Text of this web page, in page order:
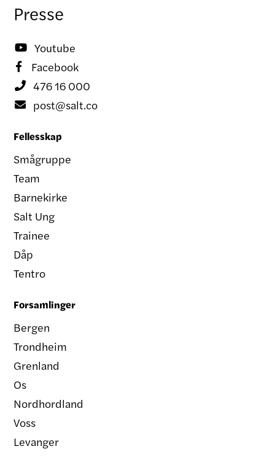
Presse
 Youtube
 Facebook
 476 16 000
 post@salt.co
Fellesskap
Smågruppe
Team
Barnekirke
Salt Ung
Trainee
Dåp
Tentro
Forsamlinger
Bergen
Trondheim
Grenland
Os
Nordhordland
Voss
Levanger